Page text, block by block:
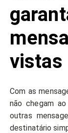
vistas
Com as
não chegam
outras
destinatário